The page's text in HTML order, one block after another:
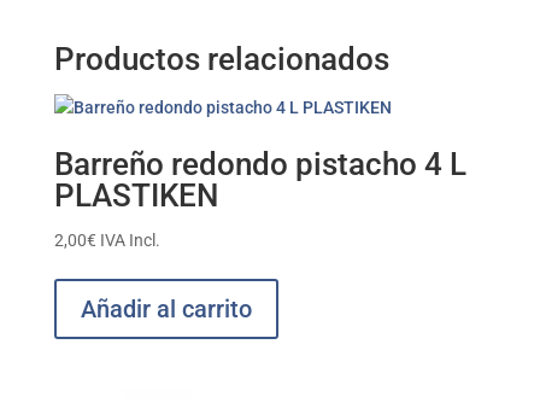
Productos relacionados
Barreño redondo pistacho 4 L
PLASTIKEN
2,00€ IVA Incl.
Añadir al carrito